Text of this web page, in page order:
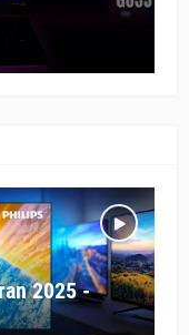
2025 -